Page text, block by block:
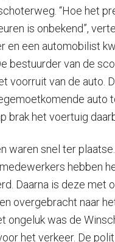
“Hoe het
is onbekend”,
en een automobilist
bestuurder van de
voorruit van de auto.
auto
brak het voertuig
waren snel ter plaatse.
hebben
Daarna is deze met
overgebracht naar
ongeluk was de
het verkeer. De